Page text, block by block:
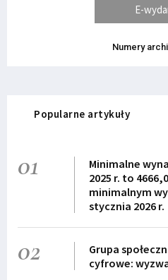
E-
Numery
Popularne artykuły
01
Minimalne
2025 r. to
minimalnym
stycznia 2026 r.
02
Grupa
cyfrowe: